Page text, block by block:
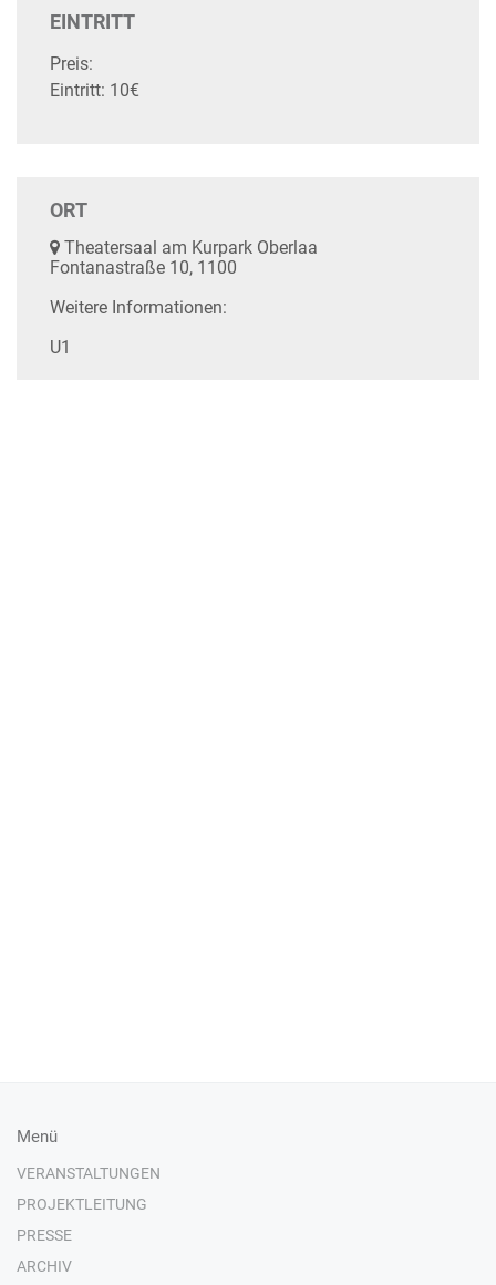
EINTRITT
Preis:
Eintritt: 10€
ORT
Theatersaal am Kurpark Oberlaa
Fontanastraße 10, 1100
Weitere Informationen:
U1
Menü
VERANSTALTUNGEN
PROJEKTLEITUNG
PRESSE
ARCHIV